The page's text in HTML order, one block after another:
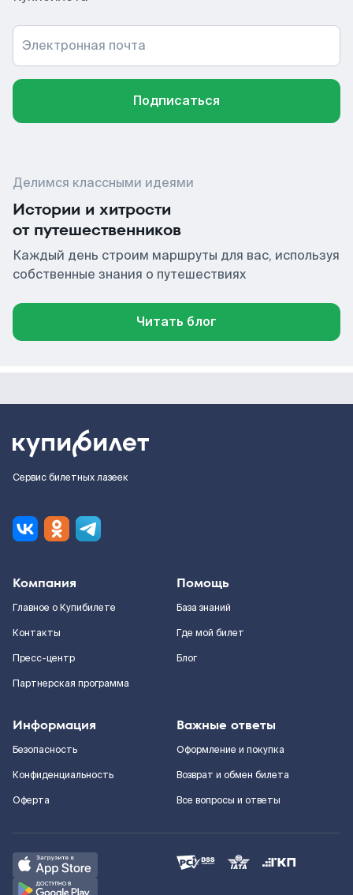
Электронная почта
Подписаться
Делимся классными идеями
Истории и хитрости
от путешественников
Каждый день строим маршруты для вас, используя
собственные знания о путешествиях
Читать блог
Сервис билетных лазеек
Компания
Главное о Купибилете
Контакты
Пресс-центр
Партнерская программа
Помощь
База знаний
Где мой билет
Блог
Информация
Безопасность
Конфиденциальность
Оферта
Важные ответы
Оформление и покупка
Возврат и обмен билета
Все вопросы и ответы